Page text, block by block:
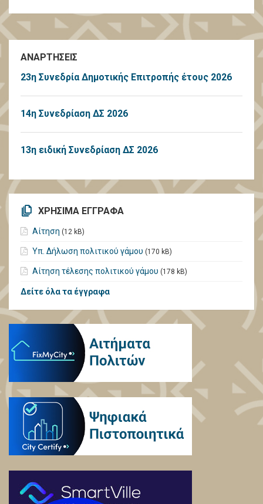
ΑΝΑΡΤΗΣΕΙΣ
23η Συνεδρία Δημοτικής Επιτροπής έτους 2026
14η Συνεδρίαση ΔΣ 2026
13η ειδική Συνεδρίαση ΔΣ 2026
ΧΡΗΣΙΜΑ ΕΓΓΡΑΦΑ
Αίτηση (12 kB)
Υπ. Δήλωση πολιτικού γάμου (170 kB)
Αίτηση τέλεσης πολιτικού γάμου (178 kB)
Δείτε όλα τα έγγραφα